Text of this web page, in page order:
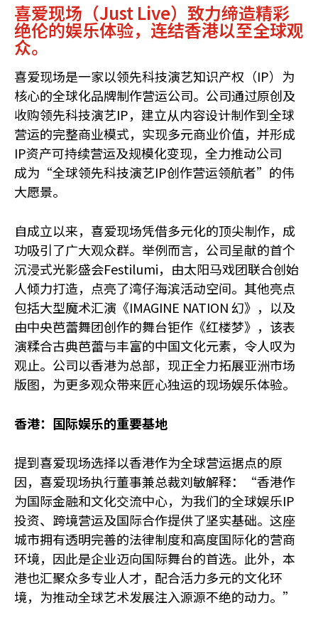
喜爱现场（Just Live）致力缔造精彩
绝伦的娱乐体验，连结香港以至全球观
众。
喜爱现场是一家以领先科技演艺知识产权（IP）为
核心的全球化品牌制作营运公司。公司通过原创及
收购领先科技演艺IP，建立从内容设计制作到全球
营运的完整商业模式，实现多元商业价值，并形成
IP资产可持续营运及规模化变现，全力推动公司
成为“全球领先科技演艺IP创作营运领航者”的伟
大愿景。
自成立以来，喜爱现场凭借多元化的顶尖制作，成
功吸引了广大观众群。举例而言，公司呈献的首个
沉浸式光影盛会Festilumi，由太阳马戏团联合创始
人倾力打造，点亮了湾仔海滨活动空间。其他亮点
包括大型魔术汇演《IMAGINE NATION 幻》，以及
由中央芭蕾舞团创作的舞台钜作《红楼梦》，该表
演糅合古典芭蕾与丰富的中国文化元素，令人叹为
观止。公司以香港为总部，现正全力拓展亚洲市场
版图，为更多观众带来匠心独运的现场娱乐体验。
香港：国际娱乐的重要基地
提到喜爱现场选择以香港作为全球营运据点的原
因，喜爱现场执行董事兼总裁刘敏解释：“香港作
为国际金融和文化交流中心，为我们的全球娱乐IP
投资、跨境营运及国际合作提供了坚实基础。这座
城市拥有透明完善的法律制度和高度国际化的营商
环境，因此是企业迈向国际舞台的首选。此外，本
港也汇聚众多专业人才，配合活力多元的文化环
境，为推动全球艺术发展注入源源不绝的动力。”